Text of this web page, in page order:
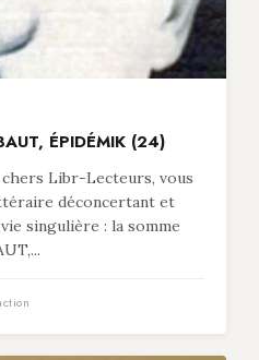
ÉPIDÉMIK (24)
Libr-Lecteurs, vous
déconcertant et
singulière : la somme